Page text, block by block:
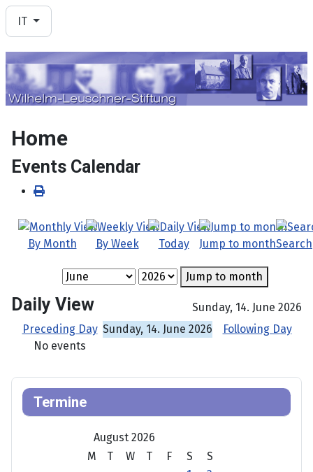
Seleziona la tua lingua
IT
Home
Events Calendar
By Month By Week Today Jump to monthSearch
Jump to month
Daily View
Sunday, 14. June 2026
Preceding Day Sunday, 14. June 2026
Following Day
No events
Termine
August 2026
M
T W T F S
S